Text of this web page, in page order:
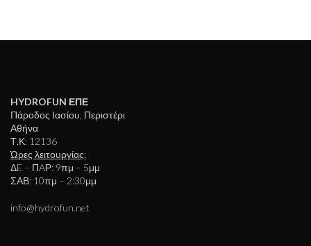
HYDROFUN ΕΠΕ
Πάροδος Ιασίου, Περιστέρι
Αθήνα
Τ.Κ: 12136
Ώρες λειτουργίας:
ΔE – ΠAΡ: 9πμ – 5μμ
ΣΑΒ: 10πμ – 2:30μμ
info@hydrofun.net